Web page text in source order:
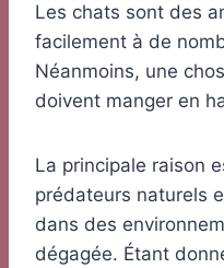
Les chats sont des
facilement à de
Néanmoins, une
doivent manger en
La principale raison
prédateurs naturels
dans des
dégagée. Étant